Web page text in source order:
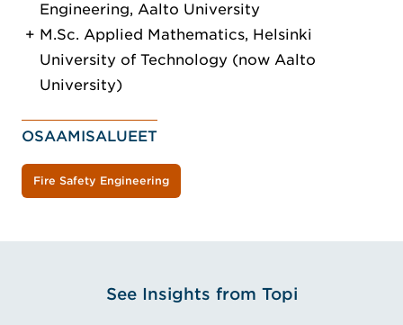
Engineering, Aalto University
M.Sc. Applied Mathematics, Helsinki
University of Technology (now Aalto
University)
OSAAMISALUEET
Fire Safety Engineering
See Insights from Topi